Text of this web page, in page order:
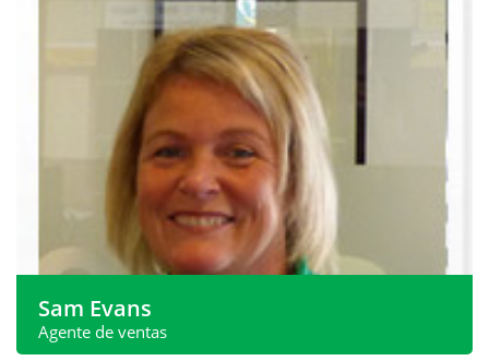
+34 620 540 098
Dirección de correo
electrónico:
sales@spanishproperty.co.uk
Sam Evans
Agente de ventas